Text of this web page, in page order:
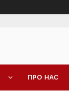
ПРО НАС